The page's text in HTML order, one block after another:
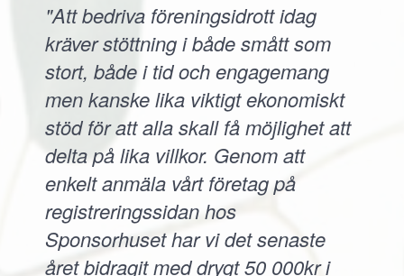
"Att bedriva föreningsidrott idag
kräver stöttning i både smått som
stort, både i tid och engagemang
men kanske lika viktigt ekonomiskt
stöd för att alla skall få möjlighet att
delta på lika villkor. Genom att
enkelt anmäla vårt företag på
registreringssidan hos
Sponsorhuset har vi det senaste
året bidragit med drygt 50 000kr i